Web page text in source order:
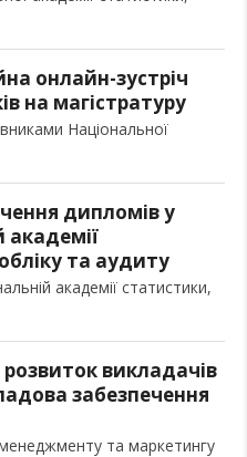
онлайн-зустріч
на магістратуру
Національної
дипломів у
академії
та аудиту
академії статистики,
викладачів
забезпечення
та маркетингу